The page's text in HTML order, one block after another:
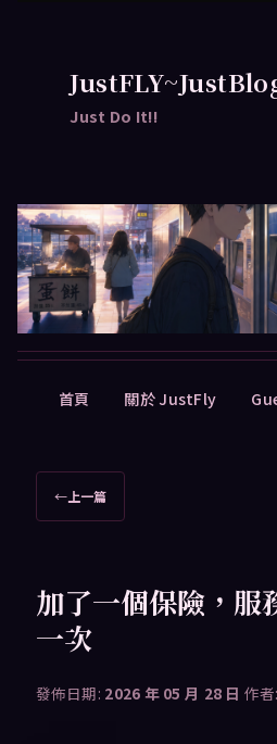
Just Do It!!
首頁 關於 JustFly
章
←上一篇
加了一個保險，服
一次
發佈日期: 2026 年 05 月 28 日 作者: